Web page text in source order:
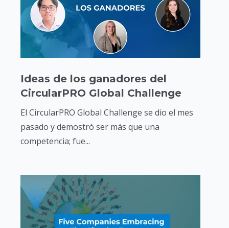
Ideas de los ganadores del
CircularPRO Global Challenge
El CircularPRO Global Challenge se dio el mes
pasado y demostró ser más que una
competencia; fue...